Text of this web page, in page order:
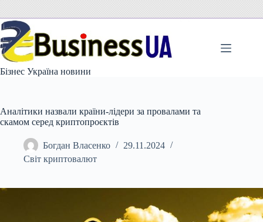
вмісту
Бізнес Україна новини
Аналітики назвали країни-лідери за провалами та
скамом серед криптопроєктів
Богдан Власенко
29.11.2024
Світ криптовалют